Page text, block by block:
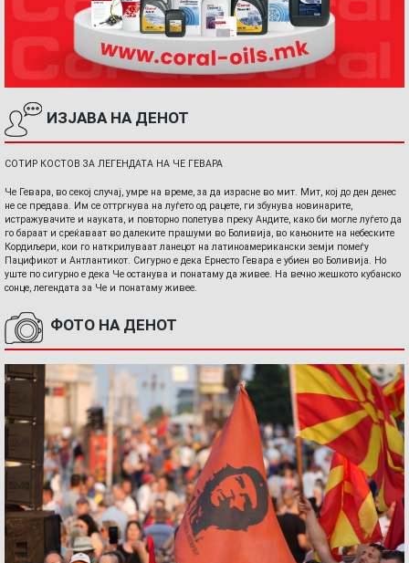
ИЗЈАВА НА ДЕНОТ
СОТИР КОСТОВ ЗА ЛЕГЕНДАТА НА ЧЕ ГЕВАРА
Че Гевара, во секој случај, умре на време, за да израсне во мит. Мит, кој до ден денес
не се предава. Им се оттргнува на луѓето од рацете, ги збунува новинарите,
истражувачите и науката, и повторно полетува преку Андите, како би могле луѓето да
го бараат и среќаваат во далеките прашуми во Боливија, во кањоните на небеските
Кордиљери, кои го наткрилуваат ланецот на латиноамерикански земји помеѓу
Пацификот и Антлантикот. Сигурно е дека Ернесто Гевара е убиен во Боливија. Но
уште по сигурно е дека Че останува и понатаму да живее. На вечно жешкото кубанско
сонце, легендата за Че и понатаму живее.
ФОТО НА ДЕНОТ